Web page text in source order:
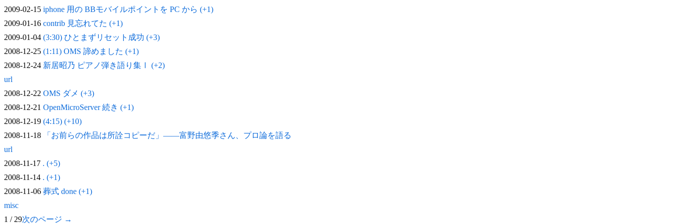
2009-02-15 iphone 用の BBモバイルポイントを PC から (+1)
2009-01-16 contrib 見忘れてた (+1)
2009-01-04 (3:30) ひとまずリセット成功 (+3)
2008-12-25 (1:11) OMS 諦めました (+1)
2008-12-24 新居昭乃 ピアノ弾き語り集Ⅰ (+2)
url
2008-12-22 OMS ダメ (+3)
2008-12-21 OpenMicroServer 続き (+1)
2008-12-19 (4:15) (+10)
2008-11-18
「お前らの作品は所詮コピーだ」——富野由悠季さん、プロ論を語る
url
2008-11-17 . (+5)
2008-11-14 . (+1)
2008-11-06 葬式 done (+1)
misc
1 / 29次のページ →